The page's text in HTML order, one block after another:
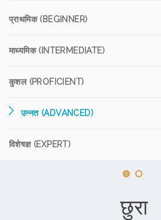
प्राथमिक (BEGINNER)
माध्यमिक (INTERMEDIATE)
कुशल (PROFICIENT)
उन्नत (ADVANCED)
विशेषज्ञ (EXPERT)
छुरा